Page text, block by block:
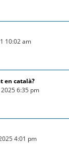
10:02 am
en català?
6:35 pm
4:01 pm